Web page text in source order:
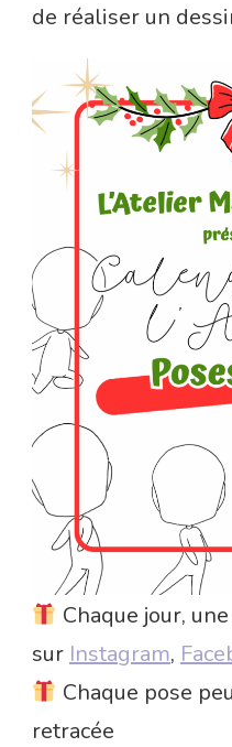
de réaliser un
Chaque jour,
sur Instagram,
Chaque pose
retracée